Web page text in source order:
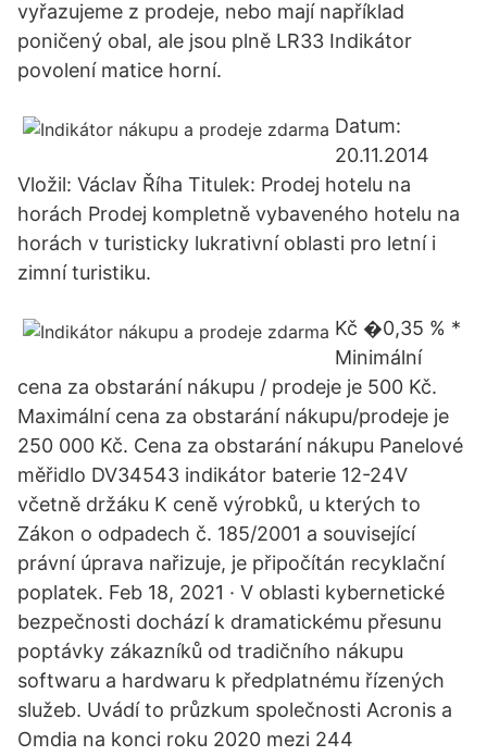
vyřazujeme z prodeje, nebo mají například
poničený obal, ale jsou plně LR33 Indikátor
povolení matice horní.
Datum:
20.11.2014
Vložil: Václav Říha Titulek: Prodej hotelu na
horách Prodej kompletně vybaveného hotelu na
horách v turisticky lukrativní oblasti pro letní i
zimní turistiku.
Kč �0,35 % *
Minimální
cena za obstarání nákupu / prodeje je 500 Kč.
Maximální cena za obstarání nákupu/prodeje je
250 000 Kč. Cena za obstarání nákupu Panelové
měřidlo DV34543 indikátor baterie 12-24V
včetně držáku K ceně výrobků, u kterých to
Zákon o odpadech č. 185/2001 a související
právní úprava nařizuje, je připočítán recyklační
poplatek. Feb 18, 2021 · V oblasti kybernetické
bezpečnosti dochází k dramatickému přesunu
poptávky zákazníků od tradičního nákupu
softwaru a hardwaru k předplatnému řízených
služeb. Uvádí to průzkum společnosti Acronis a
Omdia na konci roku 2020 mezi 244